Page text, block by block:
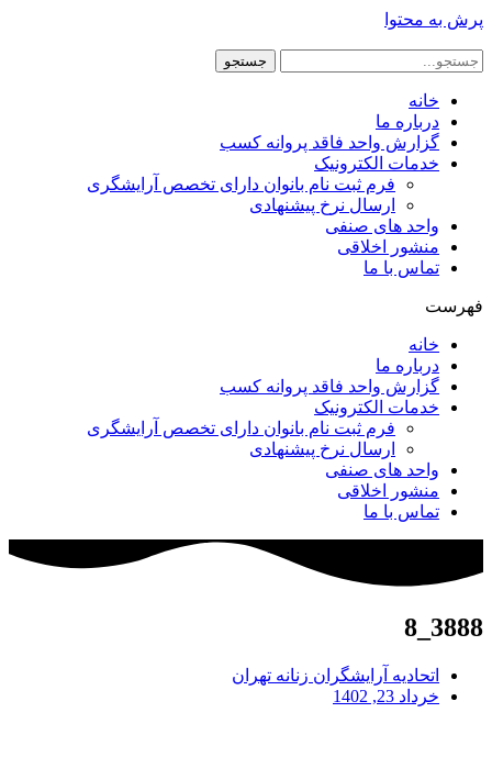
پرش به محتوا
جستجو
خانه
درباره ما
گزارش واحد فاقد پروانه کسب
خدمات الکترونیک
فرم ثبت نام بانوان دارای تخصص آرایشگری
ارسال نرخ پیشنهادی
واحد های صنفی
منشور اخلاقی
تماس با ما
فهرست
خانه
درباره ما
گزارش واحد فاقد پروانه کسب
خدمات الکترونیک
فرم ثبت نام بانوان دارای تخصص آرایشگری
ارسال نرخ پیشنهادی
واحد های صنفی
منشور اخلاقی
تماس با ما
3888_8
اتحادیه آرایشگران زنانه تهران
خرداد 23, 1402